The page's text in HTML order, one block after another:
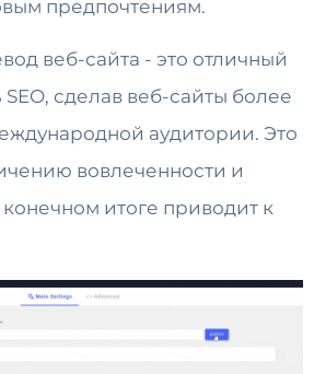
предпочтениям.
веб-сайта - это отличный
сделав веб-сайты более
аудитории. Это
вовлеченности и
итоге приводит к